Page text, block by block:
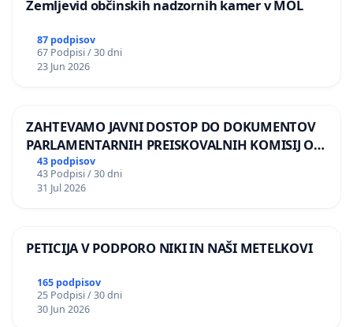
Zemljevid občinskih nadzornih kamer v MOL
87 podpisov
67 Podpisi / 30 dni
23 Jun 2026
ZAHTEVAMO JAVNI DOSTOP DO DOKUMENTOV
PARLAMENTARNIH PREISKOVALNIH KOMISIJ O
ILEGALNI TRGOVINI Z OROŽJEM
43 podpisov
43 Podpisi / 30 dni
31 Jul 2026
PETICIJA V PODPORO NIKI IN NAŠI METELKOVI
165 podpisov
25 Podpisi / 30 dni
30 Jun 2026